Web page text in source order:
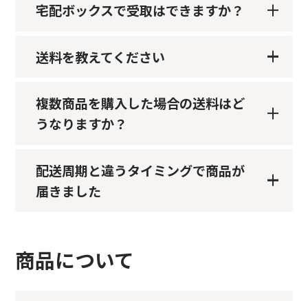
宅配ボックスで受取はできますか？
送料を教えてください
複数商品を購入した場合の送料はど
うなりますか？
配送周期と違うタイミングで商品が
届きました
商品について